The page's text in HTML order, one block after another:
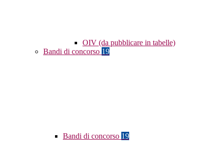
OIV (da pubblicare in tabelle)
Bandi di concorso 19
Bandi di concorso 19